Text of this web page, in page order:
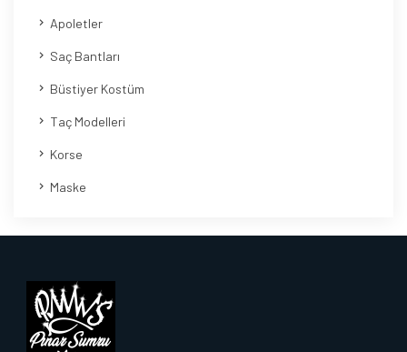
Apoletler
Saç Bantları
Büstiyer Kostüm
Taç Modelleri
Korse
Maske